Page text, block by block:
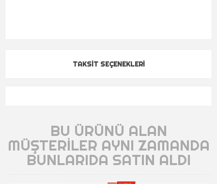
TAKSIT SEÇENEKLERI
BU ÜRÜNÜ ALAN
MÜŞTERILER AYNI ZAMANDA
BUNLARIDA SATIN ALDI